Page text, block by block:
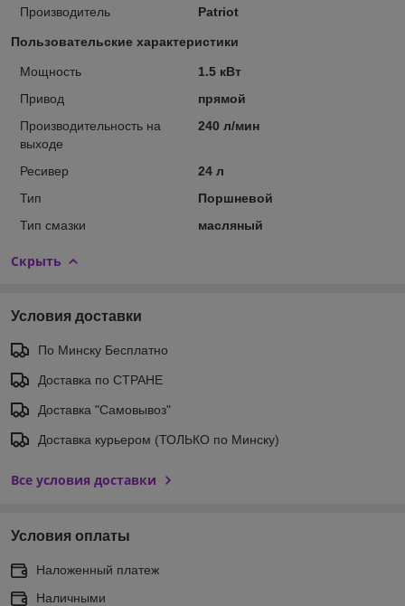
Производитель Patriot
Пользовательские характеристики
Мощность
1.5 кВт
Привод
прямой
Производительность на
выходе
240 л/мин
Ресивер
24 л
Тип
Поршневой
Тип смазки
масляный
Скрыть
Условия доставки
По Минску Бесплатно
Доставка по СТРАНЕ
Доставка "Самовывоз"
Доставка курьером (ТОЛЬКО по Минску)
Все условия доставки
Условия оплаты
Наложенный платеж
Наличными